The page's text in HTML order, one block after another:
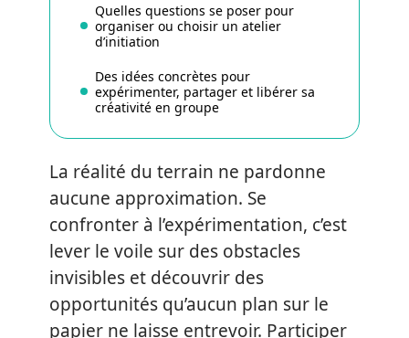
Quelles questions se poser pour
organiser ou choisir un atelier
d’initiation
Des idées concrètes pour
expérimenter, partager et libérer sa
créativité en groupe
La réalité du terrain ne pardonne
aucune approximation. Se
confronter à l’expérimentation, c’est
lever le voile sur des obstacles
invisibles et découvrir des
opportunités qu’aucun plan sur le
papier ne laisse entrevoir. Participer